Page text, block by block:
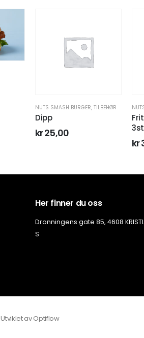
NUTS SMASH BURGER, TILBEHØR
Dipp
kr25,00
kr
Her finner du oss
Dronningens gate 85, 4608
S
Utviklet avOptiflow